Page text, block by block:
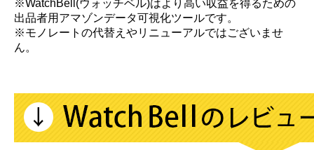
※WatchBell(ウォッチベル)はより高い収益を得るための
出品者用アマゾンデータ可視化ツールです。
※モノレートの代替えやリニューアルではございませ
ん。